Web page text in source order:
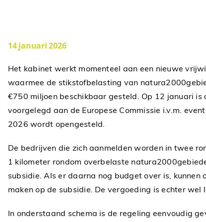
14 januari 2026
Het kabinet werkt momenteel aan een nieuwe
waarmee de stikstofbelasting van
€750 miljoen beschikbaar gesteld. Op 12 januari
voorgelegd aan de Europese Commissie i.v.m.
2026 wordt opengesteld.
De bedrijven die zich aanmelden worden in twee
1 kilometer rondom overbelaste
subsidie. Als er daarna nog budget over is,
maken op de subsidie. De vergoeding is echter wel
In onderstaand schema is de regeling eenvoudig